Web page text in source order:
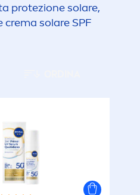
protezione solare,
solare SPF
dei